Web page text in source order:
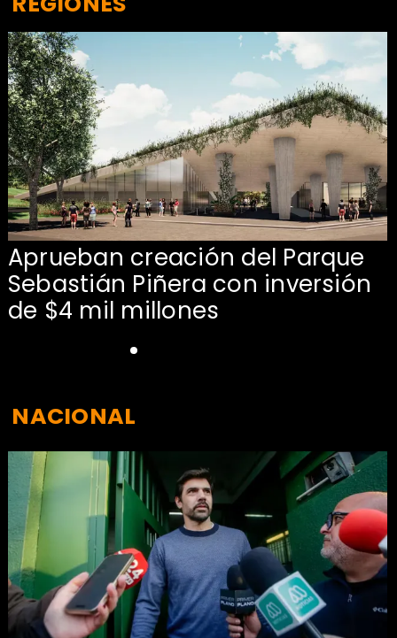
Aprueban creación del Parque
Sebastián Piñera con inversión
de $4 mil millones
NACIONAL